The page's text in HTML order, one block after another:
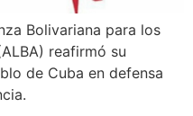
Bolivariana para los
reafirmó su
de Cuba en defensa